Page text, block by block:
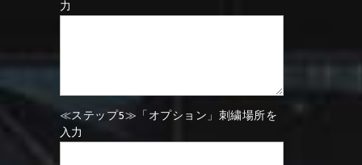
力
≪ステップ5≫「オプション」刺繍場所を
入力